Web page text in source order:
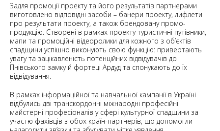
Задля промоції проекту та його результатів партнерами
виготовлено відповідні засоби – банери проекту, лифлети
про результати проекту, а також брендовану промо-
продукцію. Створені в рамках проекту туристичні путівники,
мапи та промоційні відеоролики для кожного з об’єктів
спадщини успішно виконують свою функцію: привертають
увагу та зацікавленість потенційних відвідувачів до
Пнівського замку й фортеці Ардуд та спонукають до їх
відвідування.
В рамках інформаційної та навчальної кампанії в Україні
відбулись дві транскордонні міжнародні професійні
майстерні професіоналів у сфері культурної спадщини за
участю фахівців з обох країн-партнерів, що допомогли